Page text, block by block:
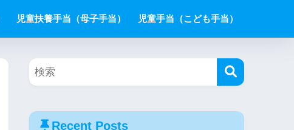
児童扶養手当（母子手当） 児童手当（こども手当）
Recent Posts